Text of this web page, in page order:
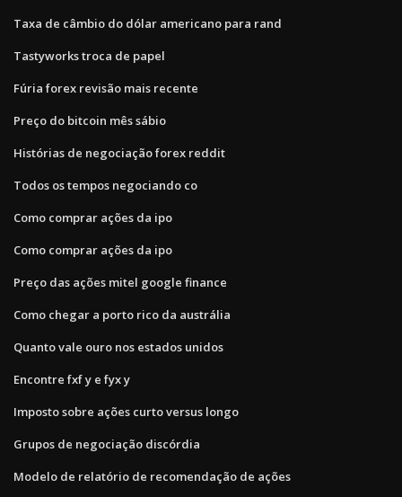
Taxa de câmbio do dólar americano para rand
Tastyworks troca de papel
Fúria forex revisão mais recente
Preço do bitcoin mês sábio
Histórias de negociação forex reddit
Todos os tempos negociando co
Como comprar ações da ipo
Como comprar ações da ipo
Preço das ações mitel google finance
Como chegar a porto rico da austrália
Quanto vale ouro nos estados unidos
Encontre fxf y e fyx y
Imposto sobre ações curto versus longo
Grupos de negociação discórdia
Modelo de relatório de recomendação de ações